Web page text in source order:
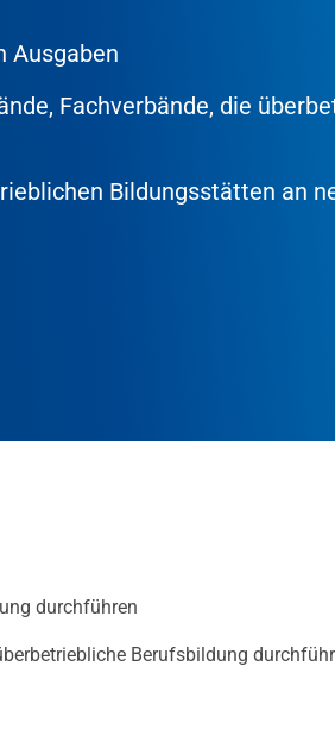
Ausgaben
Fachverbände, die
Bildungsstätten an
durchführen
Berufsbildung